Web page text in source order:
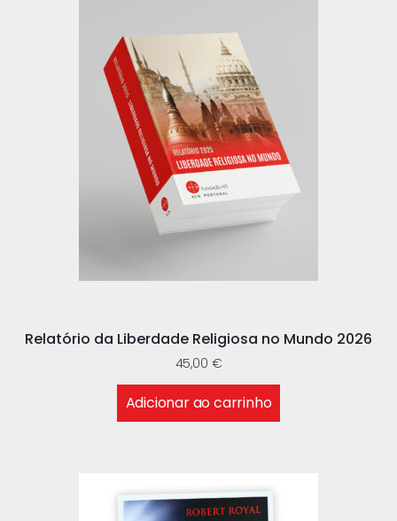
Relatório da Liberdade Religiosa no Mundo 2026
45,00 €
Adicionar ao carrinho